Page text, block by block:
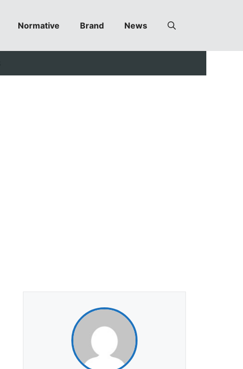
Normative Brand News